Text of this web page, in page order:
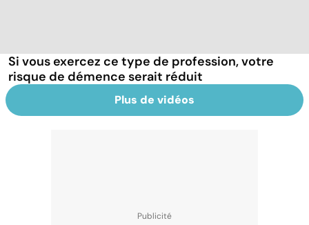
Si vous exercez ce type de profession, votre
risque de démence serait réduit
Plus de vidéos